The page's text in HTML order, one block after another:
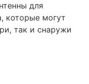
для
которые могут
так и снаружи